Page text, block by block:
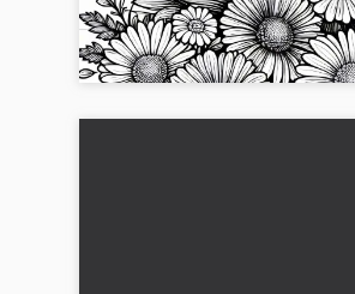
høstanemoner. La kreativiteten
ned nå...